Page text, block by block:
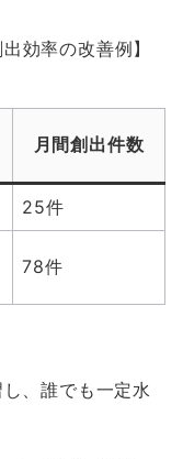
効率の改善例】
月間創出件数
25件
78件
、誰でも一定水